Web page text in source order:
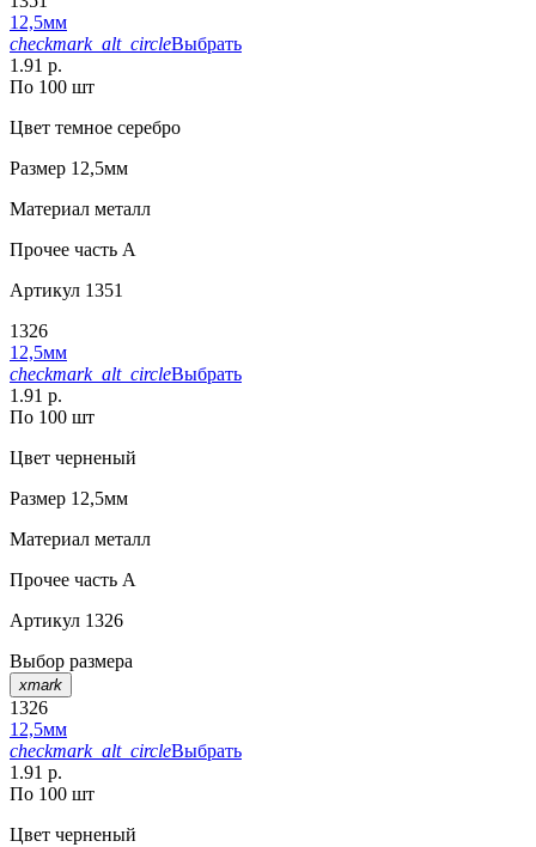
12,5мм
checkmark_alt_circleВыбрать
1.91 р.
По 100 шт
Цвет темное серебро
Размер 12,5мм
Материал металл
Прочее часть A
Артикул 1351
1326
12,5мм
checkmark_alt_circleВыбрать
1.91 р.
По 100 шт
Цвет черненый
Размер 12,5мм
Материал металл
Прочее часть A
Артикул 1326
Выбор размера
xmark
1326
12,5мм
checkmark_alt_circleВыбрать
1.91 р.
По 100 шт
Цвет черненый